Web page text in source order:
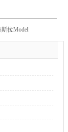
拉Model